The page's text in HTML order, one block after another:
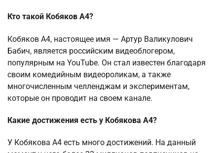
Кто такой Кобяков А4?
Кобяков А4, настоящее имя — Артур Валикулович
Бабич, является российским видеоблогером,
популярным на YouTube. Он стал известен благодаря
своим комедийным видеороликам, а также
многочисленным челленджам и экспериментам,
которые он проводит на своем канале.
Какие достижения есть у Кобякова А4?
У Кобякова А4 есть много достижений. На данный